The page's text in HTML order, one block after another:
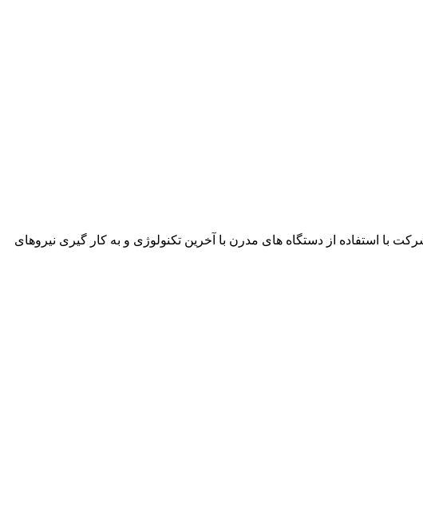
متنوع آغاز نمود. این شرکت با استفاده از دستگاه های مدرن با آخرین تکنولوژی و به کار گیری نیروهای